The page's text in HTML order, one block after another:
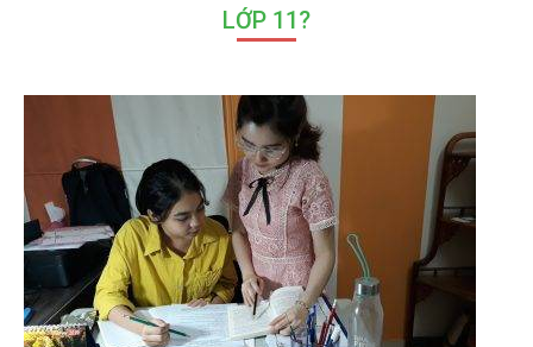
LỚP 11?